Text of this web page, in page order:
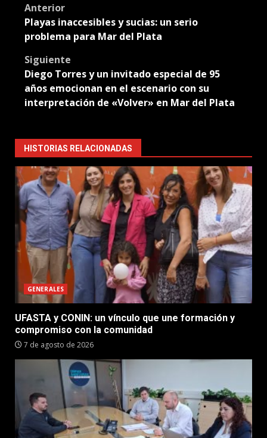
Post
navigation
Anterior
Playas inaccesibles y sucias: un serio
problema para Mar del Plata
Siguiente
Diego Torres y un invitado especial de 95
años emocionan en el escenario con su
interpretación de «Volver» en Mar del Plata
HISTORIAS RELACIONADAS
GENERALES
UFASTA y CONIN: un vínculo que une formación y
compromiso con la comunidad
7 de agosto de 2026